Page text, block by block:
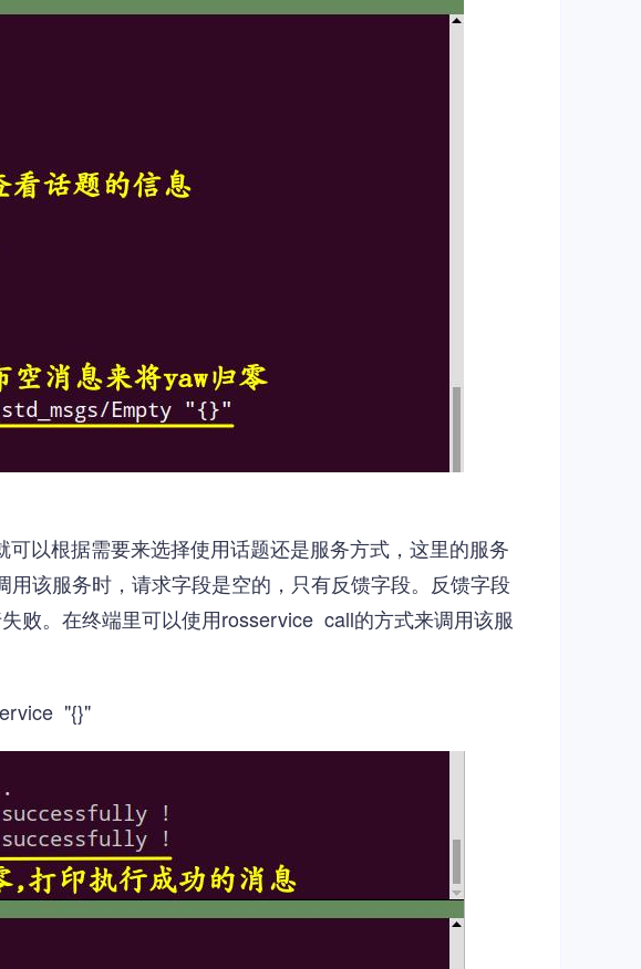
以根据需要来选择使用话题还是服务方式，这里的服务
该服务时，请求字段是空的，只有反馈字段。反馈字段
败。在终端里可以使用rosservice call的方式来调用该服
"{}"